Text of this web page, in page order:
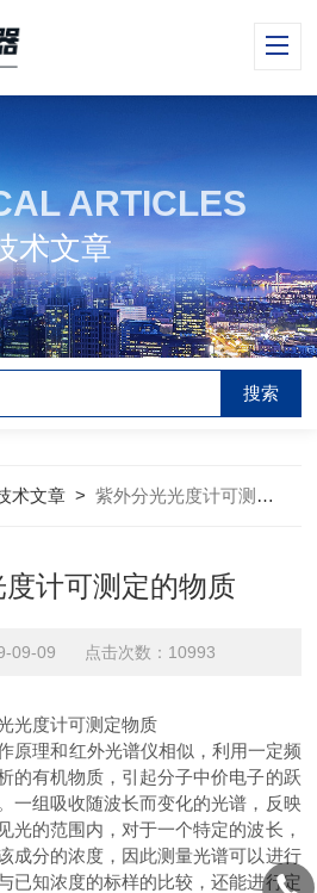
ARTICLES
术文章
术文章 >紫外分光光度计可测定的物质
计可测定的物质
09-09 点击次数：10993
光度计可测定物质
原理和红外光谱仪相似，利用一定频
的有机物质，引起分子中价电子的跃
一组吸收随波长而变化的光谱，反映
光的范围内，对于一个特定的波长，
成分的浓度，因此测量光谱可以进行
已知浓度的标样的比较，还能进行定